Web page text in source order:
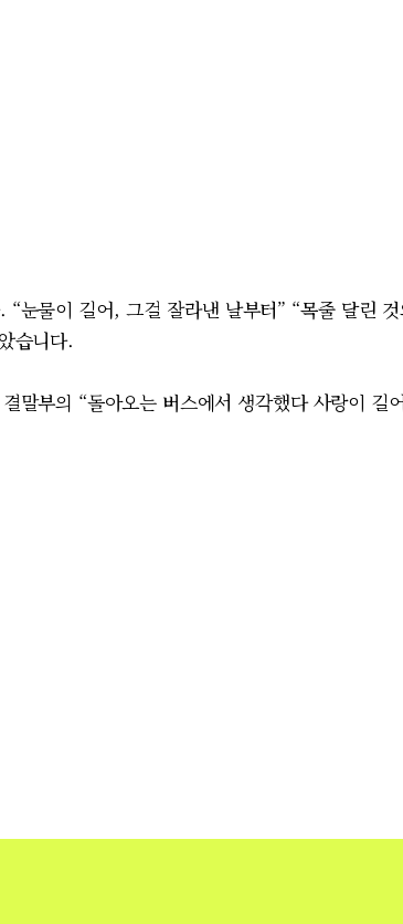
눈물이 길어, 그걸 잘라낸 날부터” “목줄 달린
습니다.
말부의 “돌아오는 버스에서 생각했다 사랑이 길